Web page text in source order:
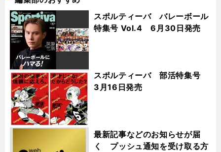
スポルティーバ バレーボール
特集号 Vol.4 6月30日発売
スポルティーバ 部活特集号
3月16日発売
最新記事などのお知らせが届
く プッシュ通知を受け取る方